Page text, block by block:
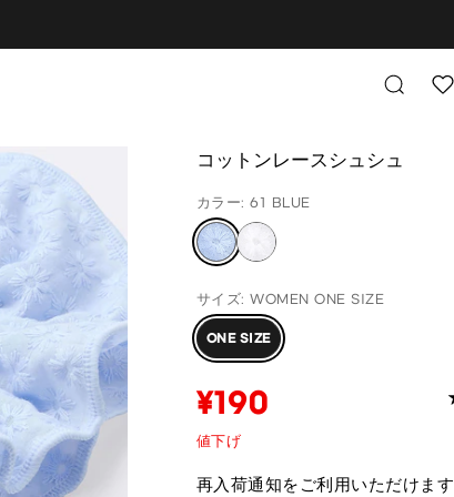
コットンレースシュシュ
カラー: 61 BLUE
サイズ: WOMEN ONE SIZE
ONE SIZE
¥190
値下げ
再入荷通知をご利用いただけます